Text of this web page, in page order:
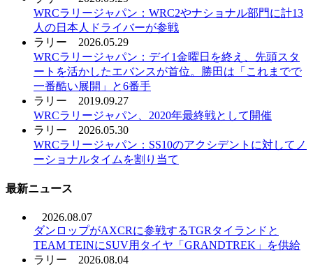
WRCラリージャパン：WRC2やナショナル部門に計13
人の日本人ドライバーが参戦
ラリー
2026.05.29
WRCラリージャパン：デイ1金曜日を終え、先頭スタ
ートを活かしたエバンスが首位。勝田は「これまでで
一番酷い展開」と6番手
ラリー
2019.09.27
WRCラリージャパン、2020年最終戦として開催
ラリー
2026.05.30
WRCラリージャパン：SS10のアクシデントに対してノ
ーショナルタイムを割り当て
最新ニュース
2026.08.07
ダンロップがAXCRに参戦するTGRタイランドと
TEAM TEINにSUV用タイヤ「GRANDTREK」を供給
ラリー
2026.08.04